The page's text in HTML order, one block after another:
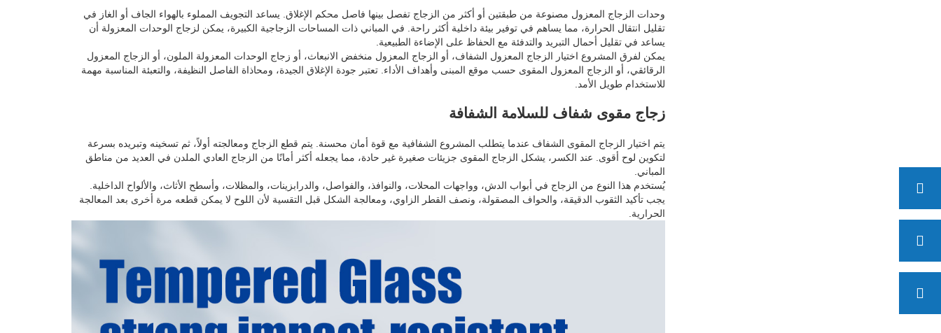
وحدات الزجاج المعزول مصنوعة من طبقتين أو أكثر من الزجاج تفصل بينها فاصل محكم الإغلاق. يساعد التجويف المملوء بالهواء الجاف أو الغاز في
تقليل انتقال الحرارة، مما يساهم في توفير بيئة داخلية أكثر راحة. في المباني ذات المساحات الزجاجية الكبيرة، يمكن لزجاج الوحدات المعزولة أن
يساعد في تقليل أحمال التبريد والتدفئة مع الحفاظ على الإضاءة الطبيعية.
يمكن لفرق المشروع اختيار الزجاج المعزول الشفاف، أو الزجاج المعزول منخفض الانبعاث، أو زجاج الوحدات المعزولة الملون، أو الزجاج المعزول
الرقائقي، أو الزجاج المعزول المقوى حسب موقع المبنى وأهداف الأداء. تعتبر جودة الإغلاق الجيدة، ومحاذاة الفاصل النظيفة، والتعبئة المناسبة مهمة
للاستخدام طويل الأمد.
زجاج مقوى شفاف للسلامة الشفافة
يتم اختيار الزجاج المقوى الشفاف عندما يتطلب المشروع الشفافية مع قوة أمان محسنة. يتم قطع الزجاج ومعالجته أولاً، ثم تسخينه وتبريده بسرعة
لتكوين لوح أقوى. عند الكسر، يشكل الزجاج المقوى جزيئات صغيرة غير حادة، مما يجعله أكثر أمانًا من الزجاج العادي الملدن في العديد من مناطق
المباني.
يُستخدم هذا النوع من الزجاج في أبواب الدش، وواجهات المحلات، والنوافذ، والفواصل، والدرابزينات، والمظلات، وأسطح الأثاث، والألواح الداخلية.
يجب تأكيد الثقوب الدقيقة، والحواف المصقولة، ونصف القطر الزاوي، ومعالجة الشكل قبل التقسية لأن اللوح لا يمكن قطعه مرة أخرى بعد المعالجة
الحرارية.